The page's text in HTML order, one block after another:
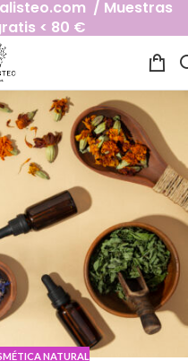
/ Muestras
< 80 €
NATURAL